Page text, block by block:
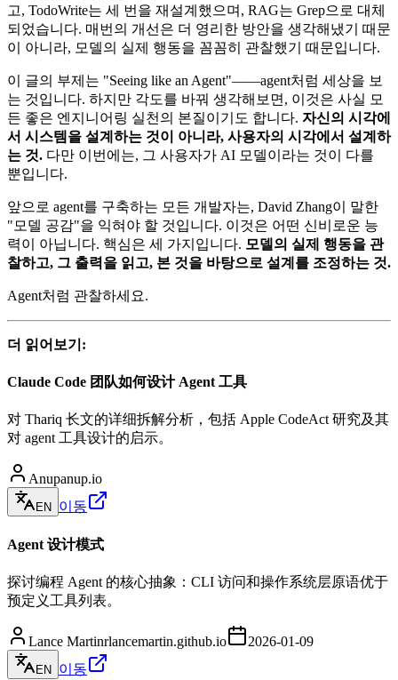
고, TodoWrite는 세 번을 재설계했으며, RAG는 Grep으로 대체
되었습니다. 매번의 개선은 더 영리한 방안을 생각해냈기 때문
이 아니라, 모델의 실제 행동을 꼼꼼히 관찰했기 때문입니다.
이 글의 부제는 "Seeing like an Agent"——agent처럼 세상을 보
는 것입니다. 하지만 각도를 바꿔 생각해보면, 이것은 사실 모
든 좋은 엔지니어링 실천의 본질이기도 합니다. 자신의 시각에
서 시스템을 설계하는 것이 아니라, 사용자의 시각에서 설계하
는 것. 다만 이번에는, 그 사용자가 AI 모델이라는 것이 다를
뿐입니다.
앞으로 agent를 구축하는 모든 개발자는, David Zhang이 말한
"모델 공감"을 익혀야 할 것입니다. 이것은 어떤 신비로운 능
력이 아닙니다. 핵심은 세 가지입니다. 모델의 실제 행동을 관
찰하고, 그 출력을 읽고, 본 것을 바탕으로 설계를 조정하는 것.
Agent처럼 관찰하세요.
더 읽어보기:
Claude Code 团队如何设计 Agent 工具
对 Thariq 长文的详细拆解分析，包括 Apple CodeAct 研究及其
对 agent 工具设计的启示。
Anupanup.io
EN 이동
Agent 设计模式
探讨编程 Agent 的核心抽象：CLI 访问和操作系统层原语优于
预定义工具列表。
Lance Martinrlancemartin.github.io 2026-01-09
EN 이동